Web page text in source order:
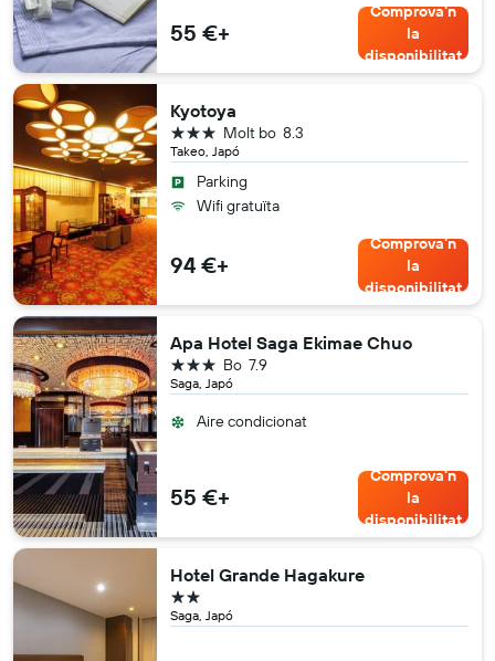
55 €+
Comprova'n
la
disponibilitat
Kyotoya
Takeo, Japó
8.3
Molt bo
3 estrelles
Parking
Wifi gratuïta
94 €+
Comprova'n
la
disponibilitat
Apa Hotel Saga Ekimae Chuo
Saga, Japó
7.9
Bo
3 estrelles
Aire condicionat
55 €+
Comprova'n
la
disponibilitat
Hotel Grande Hagakure
Saga, Japó
2 estrelles